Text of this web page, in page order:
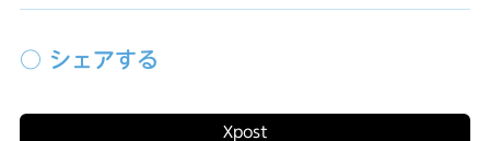
○ シェアする
Xpost